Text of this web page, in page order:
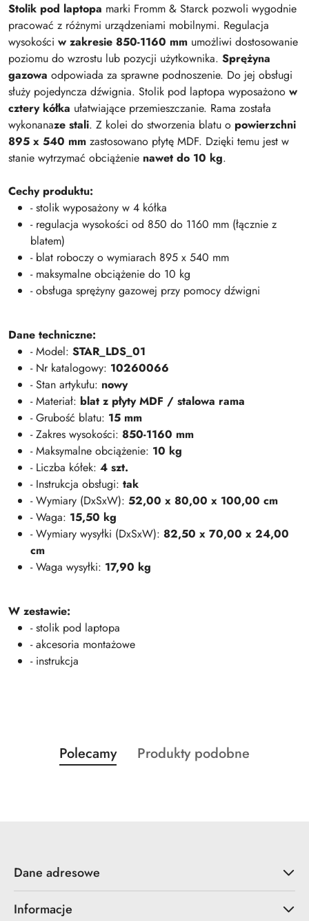
Stolik pod laptopa marki Fromm & Starck pozwoli wygodnie
pracować z różnymi urządzeniami mobilnymi. Regulacja
wysokości w zakresie 850-1160 mm umożliwi dostosowanie
poziomu do wzrostu lub pozycji użytkownika. Sprężyna
gazowa odpowiada za sprawne podnoszenie. Do jej obsługi
służy pojedyncza dźwignia. Stolik pod laptopa wyposażono w
cztery kółka ułatwiające przemieszczanie. Rama została
wykonanaze stali. Z kolei do stworzenia blatu o powierzchni
895 x 540 mm zastosowano płytę MDF. Dzięki temu jest w
stanie wytrzymać obciążenie nawet do 10 kg.
Cechy produktu:
- stolik wyposażony w 4 kółka
- regulacja wysokości od 850 do 1160 mm (łącznie z
blatem)
- blat roboczy o wymiarach 895 x 540 mm
- maksymalne obciążenie do 10 kg
- obsługa sprężyny gazowej przy pomocy dźwigni
Dane techniczne:
- Model: STAR_LDS_01
- Nr katalogowy: 10260066
- Stan artykułu: nowy
- Materiał: blat z płyty MDF / stalowa rama
- Grubość blatu: 15 mm
- Zakres wysokości: 850-1160 mm
- Maksymalne obciążenie: 10 kg
- Liczba kółek: 4 szt.
- Instrukcja obsługi: tak
- Wymiary (DxSxW): 52,00 x 80,00 x 100,00 cm
- Waga: 15,50 kg
- Wymiary wysyłki (DxSxW): 82,50 x 70,00 x 24,00
cm
- Waga wysyłki: 17,90 kg
W zestawie:
- stolik pod laptopa
- akcesoria montażowe
- instrukcja
Pomiń karuzelę produktów
Produkty
o
Polecamy
Produkty
Produkty podobne
Dane adresowe
Informacje